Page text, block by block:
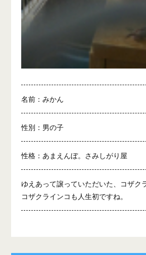
名前：みかん
性別：男の子
性格：あまえんぼ。さみしがり屋
ゆえあって譲っていただいた、コザク
コザクラインコも人生初ですね。